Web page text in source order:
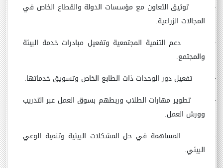
·
توثيق التعاون مع مؤسسات الدولة والقطاع الخاص في
المجالات الزراعية.
·
دعم التنمية المجتمعية وتفعيل مبادرات خدمة البيئة
والمجتمع.
·
تفعيل دور الوحدات ذات الطابع الخاص وتسويق خدماتها.
·
تطوير مهارات الطلاب وربطهم بسوق العمل عبر التدريب
وورش العمل.
·
المساهمة في حل المشكلات البيئية وتنمية الوعي
البيئي.